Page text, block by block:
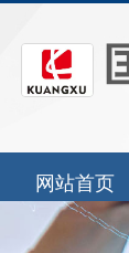
网站首页